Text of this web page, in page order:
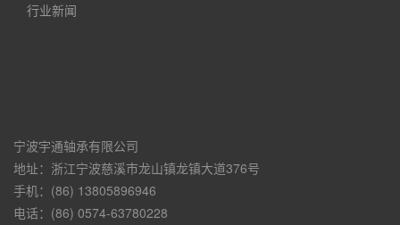
行业新闻
宁波宇通轴承有限公司
地址：浙江宁波慈溪市龙山镇龙镇大道376号
手机：(86) 13805896946
电话：(86) 0574-63780228